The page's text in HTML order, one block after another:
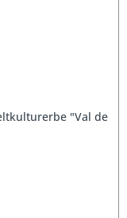
"Val de